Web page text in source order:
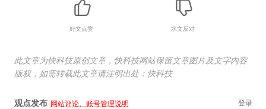
好文点赞 水文反对
此文章为快科技原创文章，快科技网站保留文章图片及文字内容
版权，如需转载此文章请注明出处：快科技
观点发布 网站评论、账号管理说明 登录